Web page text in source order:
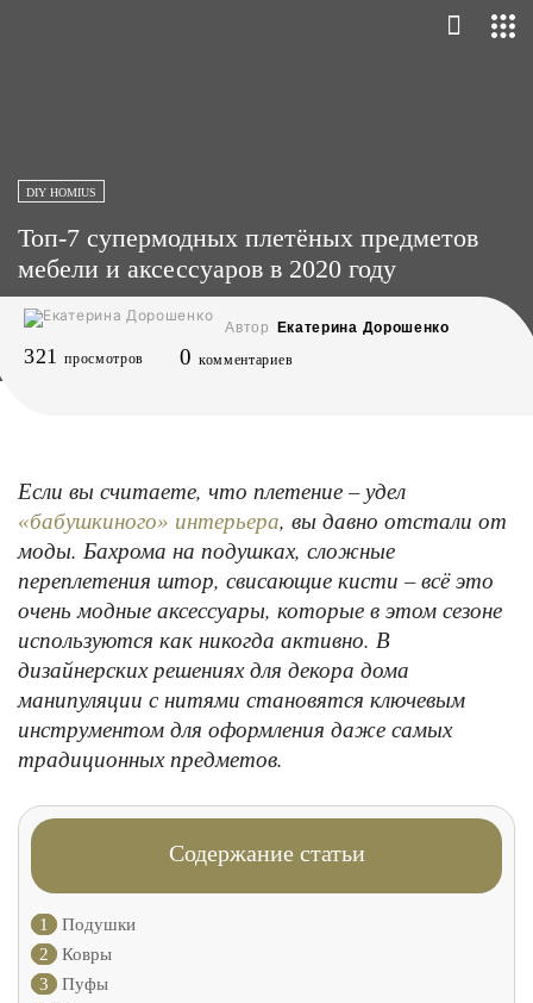
DIY HOMIUS
Топ-7 супермодных плетёных предметов
мебели и аксессуаров в 2020 году
Автор Екатерина Дорошенко
321 просмотров 0 комментариев
Если вы считаете, что плетение – удел
«бабушкиного» интерьера, вы давно отстали от
моды. Бахрома на подушках, сложные
переплетения штор, свисающие кисти – всё это
очень модные аксессуары, которые в этом сезоне
используются как никогда активно. В
дизайнерских решениях для декора дома
манипуляции с нитями становятся ключевым
инструментом для оформления даже самых
традиционных предметов.
Содержание статьи
1
Подушки
2
Ковры
3
Пуфы